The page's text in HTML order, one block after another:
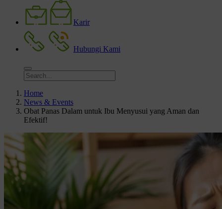
Karir
Hubungi Kami
Home
News & Events
Obat Panas Dalam untuk Ibu Menyusui yang Aman dan
Efektif!